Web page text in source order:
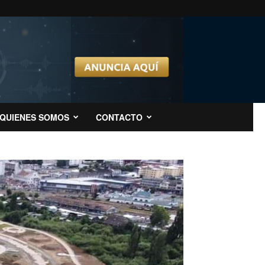
QUIENES SOMOS CONTACTO